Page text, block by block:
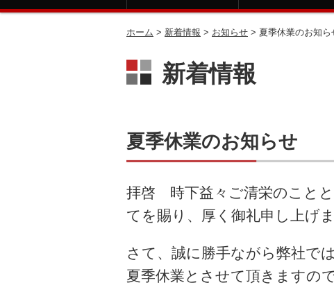
ホーム > 新着情報 > お知らせ > 夏季休業のお知ら
新着情報
夏季休業のお知らせ
拝啓 時下益々ご清栄のこと
てを賜り、厚く御礼申し上げま
さて、誠に勝手ながら弊社で
夏季休業とさせて頂きますの